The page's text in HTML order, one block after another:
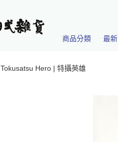
商品分類 最
Tokusatsu Hero | 特攝英雄